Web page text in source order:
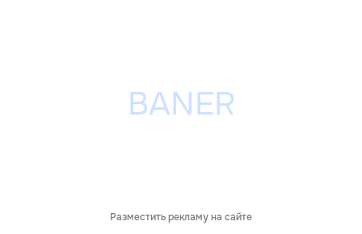
Разместить рекламу на сайте